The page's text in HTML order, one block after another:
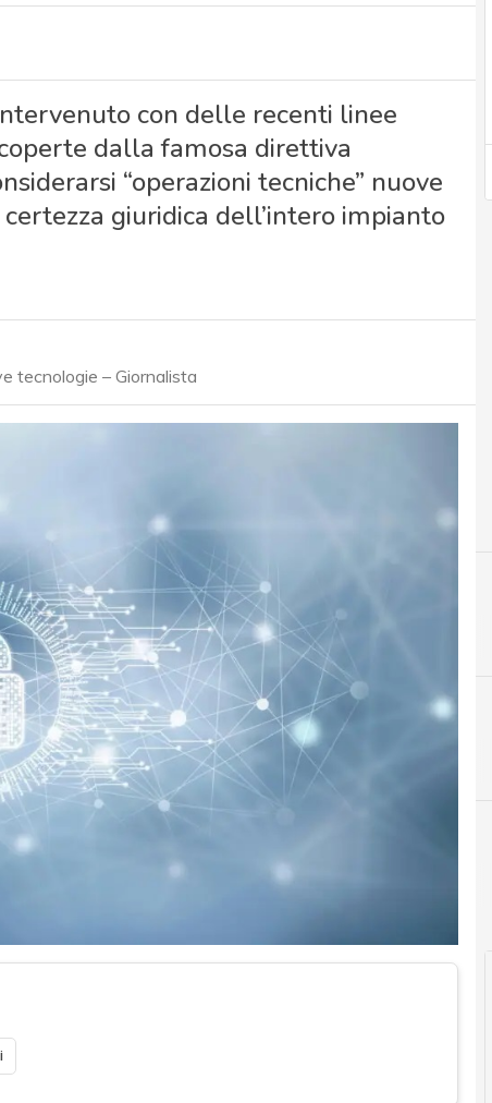
con delle recenti linee
dalla famosa direttiva
“operazioni tecniche” nuove
giuridica dell’intero impianto
tecnologie – Giornalista
News, attualità e analisi Cyber sicurezza e privacy